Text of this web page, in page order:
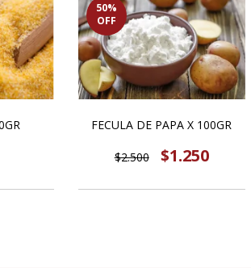
50%
OFF
FECULA DE PAPA X 100GR
$2.500 $1.250